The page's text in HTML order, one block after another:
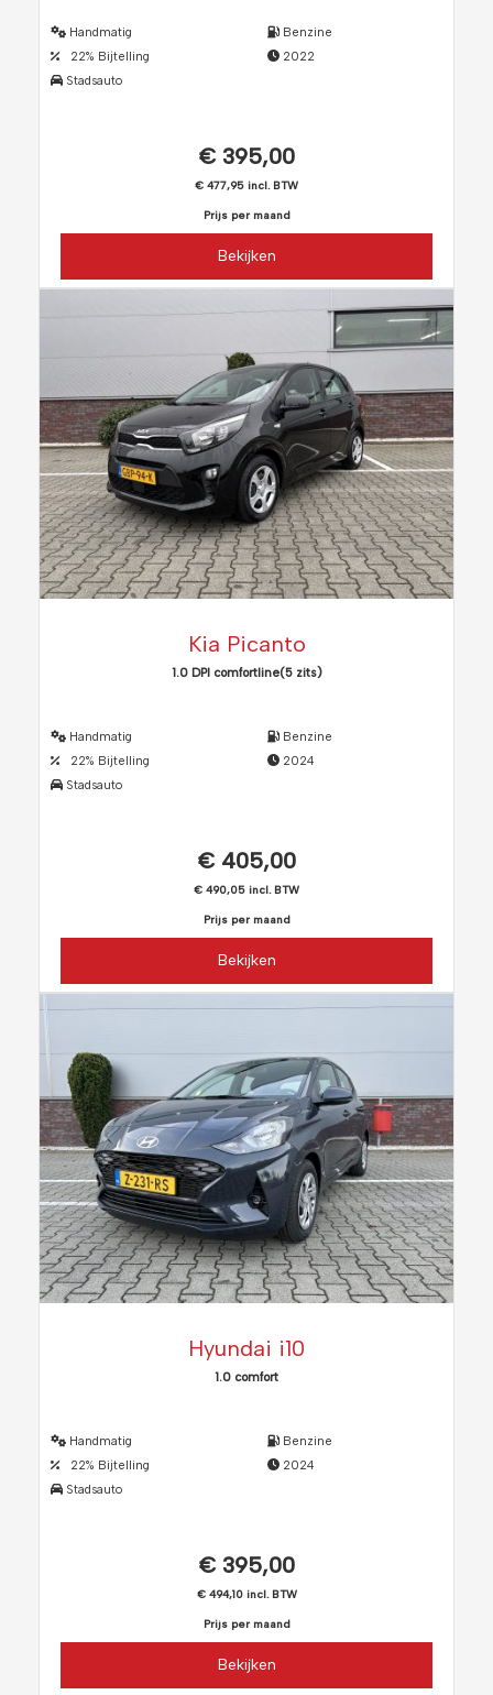
Handmatig
22% Bijtelling
Stadsauto
Benzine
2022
€ 395,00
€ 477,95 incl. BTW
Prijs per maand
Bekijken
Kia Picanto
1.0 DPI comfortline(5 zits)
Handmatig
22% Bijtelling
Stadsauto
Benzine
2024
€ 405,00
€ 490,05 incl. BTW
Prijs per maand
Bekijken
Hyundai i10
1.0 comfort
Handmatig
22% Bijtelling
Stadsauto
Benzine
2024
€ 395,00
€ 494,10 incl. BTW
Prijs per maand
Bekijken